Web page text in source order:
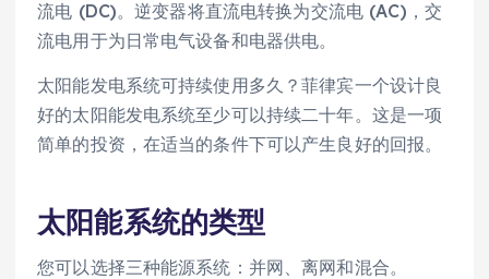
流电 (DC)。逆变器将直流电转换为交流电 (AC)，交
流电用于为日常电气设备和电器供电。
太阳能发电系统可持续使用多久？菲律宾一个设计良
好的太阳能发电系统至少可以持续二十年。这是一项
简单的投资，在适当的条件下可以产生良好的回报。
太阳能系统的类型
您可以选择三种能源系统：并网、离网和混合。